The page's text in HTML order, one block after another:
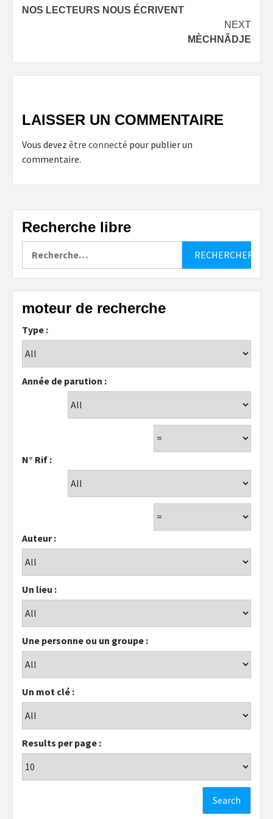
navigation
NOS LECTEURS NOUS ÉCRIVENT
NEXT
MÈCHNÂDJE
LAISSER UN COMMENTAIRE
Vous devez être connecté pour publier un
commentaire.
Recherche libre
moteur de recherche
Type :
Année de parution :
N° Rif :
Auteur :
Un lieu :
Une personne ou un groupe :
Un mot clé :
Results per page :